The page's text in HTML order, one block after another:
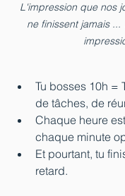
L'impression que nos
ne finissent jamais
Tu bosses 10h =
de tâches, de
Chaque heure
chaque minute
Et pourtant, tu
retard.